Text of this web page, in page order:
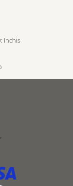
Inchis